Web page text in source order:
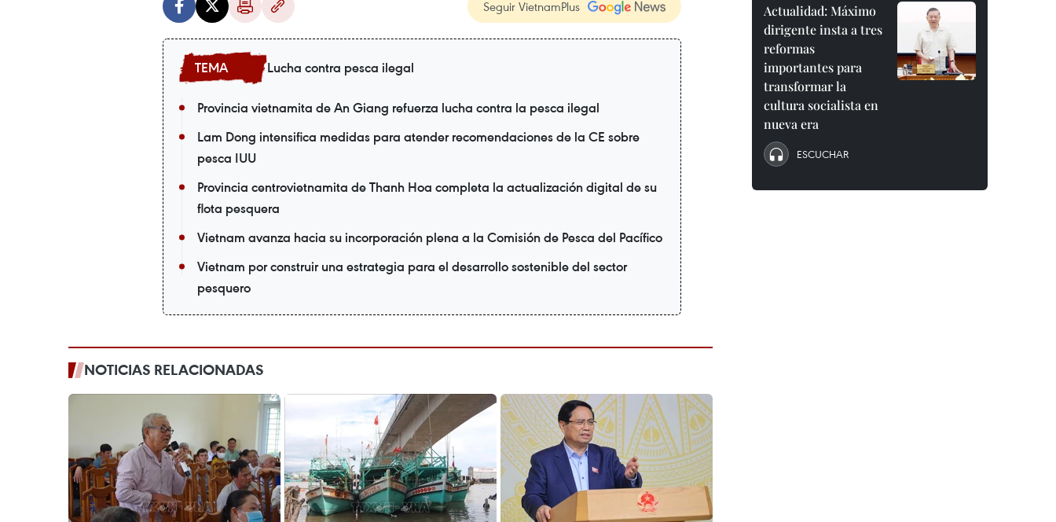
Seguir VietnamPlus
Lucha contra pesca ilegal
Provincia vietnamita de An Giang refuerza lucha contra la pesca ilegal
Lam Dong intensifica medidas para atender recomendaciones de la CE sobre
pesca IUU
Provincia centrovietnamita de Thanh Hoa completa la actualización digital de su
flota pesquera
Vietnam avanza hacia su incorporación plena a la Comisión de Pesca del Pacífico
Vietnam por construir una estrategia para el desarrollo sostenible del sector
pesquero
NOTICIAS RELACIONADAS
Actualidad: Máximo
dirigente insta a tres
reformas
importantes para
transformar la
cultura socialista en
nueva era
ESCUCHAR